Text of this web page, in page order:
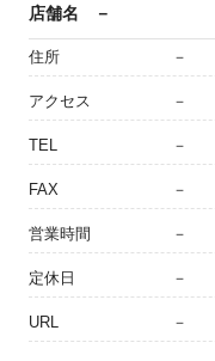
店舗名 －
住所 －
アクセス －
TEL －
FAX －
営業時間 －
定休日 －
URL －